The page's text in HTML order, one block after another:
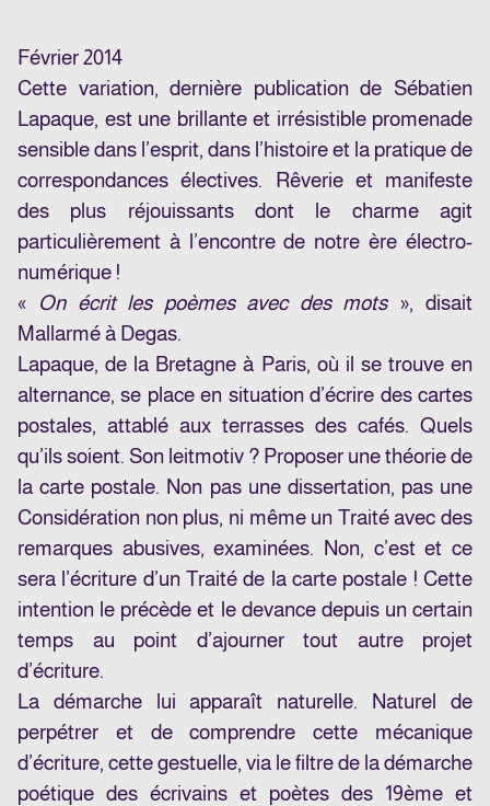
Février 2014
Cette variation, dernière publication de Sébatien
Lapaque, est une brillante et irrésistible promenade
sensible dans l’esprit, dans l’histoire et la pratique de
correspondances électives. Rêverie et manifeste
des plus réjouissants dont le charme agit
particulièrement à l’encontre de notre ère électro-
numérique !
« On écrit les poèmes avec des mots», disait
Mallarmé à Degas.
Lapaque, de la Bretagne à Paris, où il se trouve en
alternance, se place en situation d’écrire des cartes
postales, attablé aux terrasses des cafés. Quels
qu’ils soient. Son leitmotiv ? Proposer une théorie de
la carte postale. Non pas une dissertation, pas une
Considération non plus, ni même un Traité avec des
remarques abusives, examinées. Non, c’est et ce
sera l’écriture d’un Traité de la carte postale ! Cette
intention le précède et le devance depuis un certain
temps au point d’ajourner tout autre projet
d’écriture.
La démarche lui apparaît naturelle. Naturel de
perpétrer et de comprendre cette mécanique
d’écriture, cette gestuelle, via le filtre de la démarche
poétique des écrivains et poètes des 19ème et